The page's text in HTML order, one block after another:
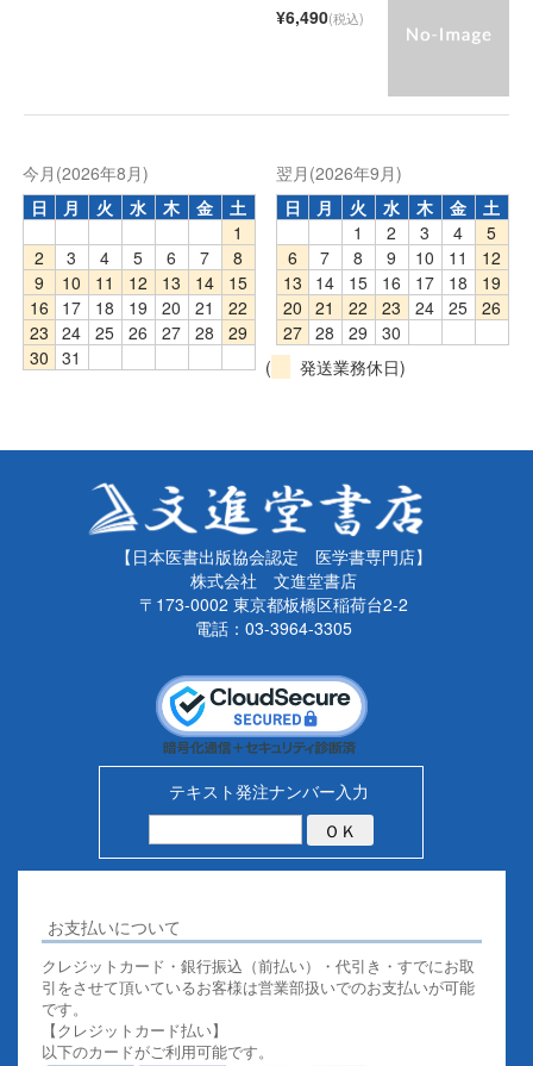
¥6,490(税込)
今月(2026年8月)
日
月 火 水 木 金
土
1
2
3 4 5 6 7
8
9
10 11 12 13 14
15
16
17 18 19 20 21
22
23
24 25 26 27 28
29
30
31
翌月(2026年9月)
日
月 火 水 木 金
土
1
2 3 4
5
6
7 8 9 10 11
12
13
14 15 16 17 18
19
20
21 22 23 24 25
26
27 28 29
30
(
発送業務休日)
【日本医書出版協会認定 医学書専門店】
株式会社 文進堂書店
〒173-0002 東京都板橋区稲荷台2-2
電話：03-3964-3305
テキスト発注ナンバー入力
お支払いについて
クレジットカード・銀行振込（前払い）・代引き・すでにお取
引をさせて頂いているお客様は営業部扱いでのお支払いが可能
です。
【クレジットカード払い】
以下のカードがご利用可能です。